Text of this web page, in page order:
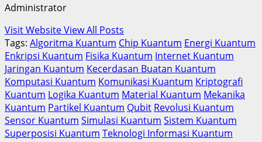
Administrator
Visit WebsiteView All Posts
Tags: Algoritma Kuantum Chip Kuantum Energi Kuantum
Enkripsi Kuantum Fisika Kuantum Internet Kuantum
Jaringan Kuantum Kecerdasan Buatan Kuantum
Komputasi Kuantum Komunikasi Kuantum Kriptografi
Kuantum Logika Kuantum Material Kuantum Mekanika
Kuantum Partikel Kuantum Qubit Revolusi Kuantum
Sensor Kuantum Simulasi Kuantum Sistem Kuantum
Superposisi Kuantum Teknologi Informasi Kuantum